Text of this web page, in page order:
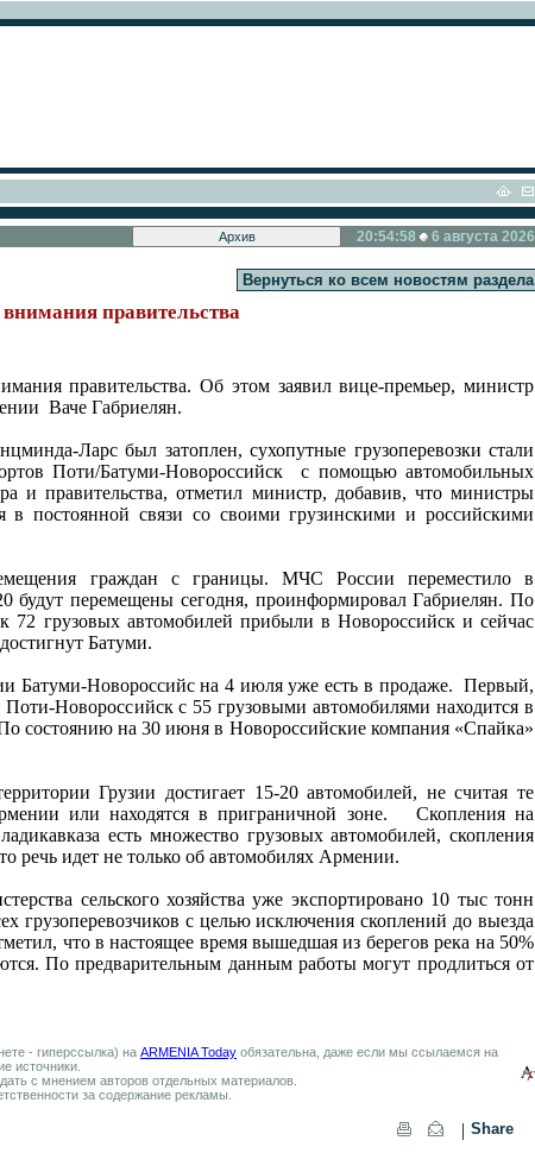
20:54:59 6 августа 2026
Вернуться ко всем новостям раздела
правительства
правительства. Об этом заявил вице-премьер, министр
Ваче Габриелян.
Ларс был затоплен, сухопутные грузоперевозки стали
Поти/Батуми-Новороссийск
с помощью автомобильных
и правительства, отметил министр, добавив, что министры
в постоянной связи со своими грузинскими и российскими
граждан с границы. МЧС России переместило в
будут перемещены сегодня, проинформировал Габриелян. По
грузовых автомобилей прибыли в Новороссийск и сейчас
Батуми.
Батуми-Новороссийс на 4 июля уже есть в продаже. Первый,
Новороссийск с 55 грузовыми автомобилями находится в
состоянию на 30 июня в Новороссийские компания «Спайка»
Грузии достигает 15-20 автомобилей, не считая те
или находятся в приграничной зоне.
Скопления на
есть множество грузовых автомобилей, скопления
речь идет не только об автомобилях Армении.
сельского хозяйства уже экспортировано 10 тыс тонн
грузоперевозчиков с целью исключения скоплений до выезда
что в настоящее время вышедшая из берегов река на 50%
По предварительным данным работы могут продлиться от
- гиперссылка) на ARMENIA Today обязательна, даже если мы ссылаемся на
источники.
с мнением авторов отдельных материалов.
за содержание рекламы.
Share
|